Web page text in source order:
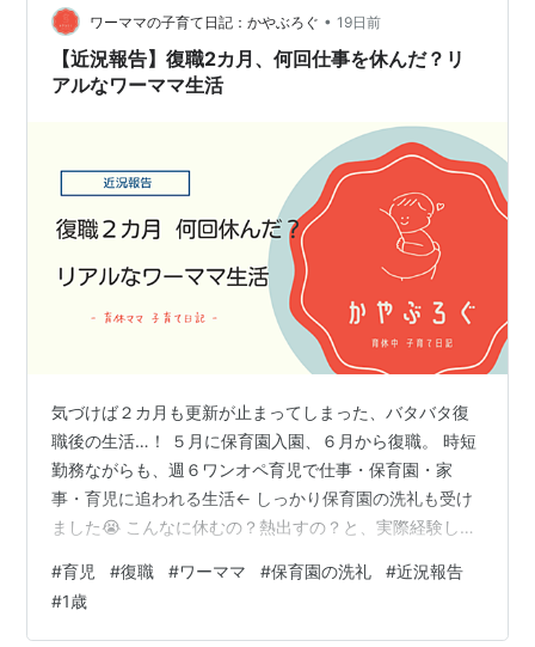
金がかかるイメージだったので、推し活に手を出しては
いけないゾ…という自制心もあり…
ワーママの子育て日記：かやぶろぐ • 19日前
【近況報告】復職2カ月、何回仕事を休んだ？リ
アルなワーママ生活
気づけば２カ月も更新が止まってしまった、バタバタ復
職後の生活…！ ５月に保育園入園、６月から復職。 時短
勤務ながらも、週６ワンオペ育児で仕事・保育園・家
事・育児に追われる生活← しっかり保育園の洗礼も受け
ました😭 こんなに休むの？熱出すの？と、実際経験して
生活について記録していきたいと思います。 これから復
職を控えている方、同じく育児しながら働く方の参考に
なれば嬉しいです☺ ↓保育園入園準備・慣らし保育体験
#育児 #復職 #ワーママ #保育園の洗礼 #近況報告
#1歳